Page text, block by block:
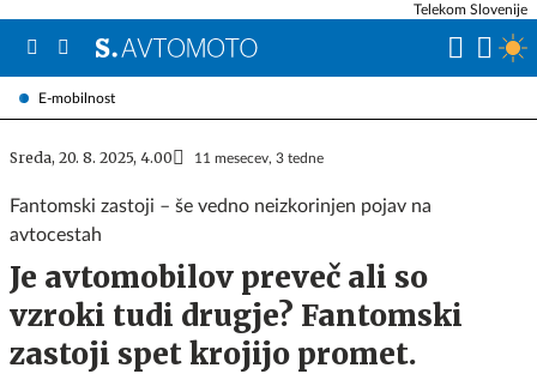
E-mobilnost
Telekom Slovenije
Sreda, 20. 8. 2025, 4.00 11 mesecev, 3 tedne
Fantomski zastoji – še vedno neizkorinjen pojav na
avtocestah
Je avtomobilov preveč ali so
vzroki tudi drugje? Fantomski
zastoji spet krojijo promet.